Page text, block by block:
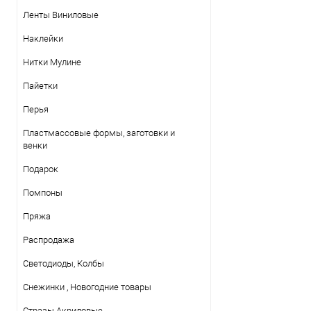
Ленты Виниловые
Наклейки
Нитки Mулине
Пайетки
Перья
Пластмассовые формы, заготовки и
венки
Подарок
Помпоны
Пряжа
Распродажа
Светодиоды, Колбы
Снежинки , Новогодние товары